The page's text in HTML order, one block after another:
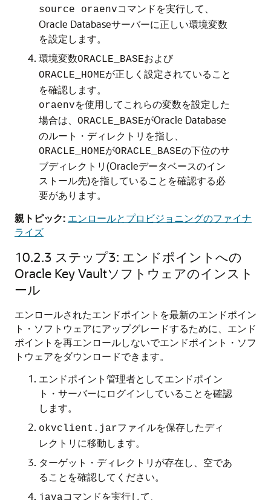
source oraenvコマンドを実行して、
Oracle Databaseサーバーに正しい環境変数
を設定します。
環境変数ORACLE_BASEおよび
ORACLE_HOMEが正しく設定されていること
を確認します。
oraenvを使用してこれらの変数を設定した
場合は、 ORACLE_BASEがOracle Database
のルート・ディレクトリを指し、
ORACLE_HOMEがORACLE_BASEの下位のサ
ブディレクトリ(Oracleデータベースのイン
ストール先)を指していることを確認する必
要があります。
親トピック: エンロールとプロビジョニングのファイナ
ライズ
10.2.3 ステップ3: エンドポイントへの
Oracle Key Vaultソフトウェアのインスト
ール
エンロールされたエンドポイントを最新のエンドポイン
ト・ソフトウェアにアップグレードするために、エンド
ポイントを再エンロールしないでエンドポイント・ソフ
トウェアをダウンロードできます。
エンドポイント管理者としてエンドポイン
ト・サーバーにログインしていることを確認
します。
okvclient.jarファイルを保存したディ
レクトリに移動します。
ターゲット・ディレクトリが存在し、空であ
ることを確認してください。
javaコマンドを実行して、